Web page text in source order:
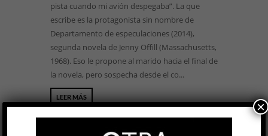
pista cuando mi avión despegaba”. La que
escribe es la protagonista sin nombre de
Departamento de especulaciones (2014),
segunda novela de Jenny Offill (Massachusetts,
1968). Eso le propone al marido hacia el final de
la novela, pero sospecha desde el co...
LEER MÁS
×